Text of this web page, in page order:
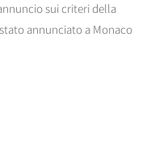
sui criteri della
annunciato a Monaco